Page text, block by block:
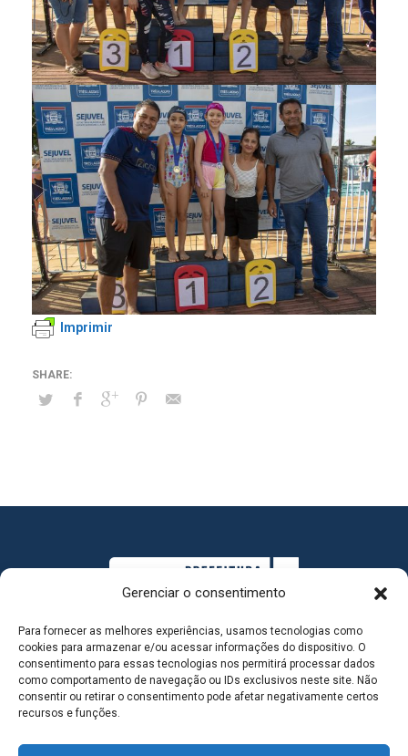
Gerenciar o consentimento
Para fornecer as melhores experiências, usamos tecnologias como
cookies para armazenar e/ou acessar informações do dispositivo. O
consentimento para essas tecnologias nos permitirá processar dados
como comportamento de navegação ou IDs exclusivos neste site. Não
consentir ou retirar o consentimento pode afetar negativamente certos
recursos e funções.
Imprimir
MAPA DO SITE